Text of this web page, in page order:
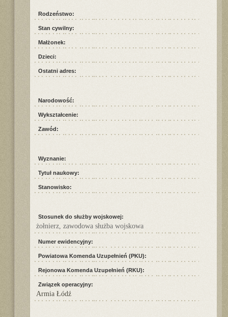
Rodzeństwo:
Stan cywilny:
Małżonek:
Dzieci:
Ostatni adres:
Narodowość:
Wykształcenie:
Zawód:
Wyznanie:
Tytuł naukowy:
Stanowisko:
Stosunek do służby wojskowej:
żołnierz, zawodowa służba wojskowa
Numer ewidencyjny:
Powiatowa Komenda Uzupełnień (PKU):
Rejonowa Komenda Uzupełnień (RKU):
Związek operacyjny:
Armia Łódź